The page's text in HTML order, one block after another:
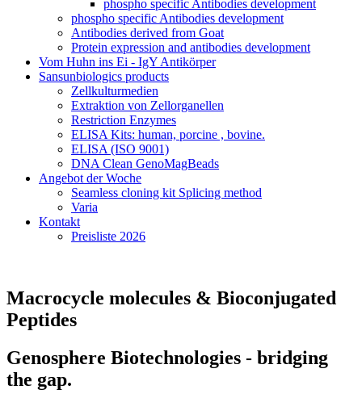
phospho specific Antibodies development
phospho specific Antibodies development
Antibodies derived from Goat
Protein expression and antibodies development
Vom Huhn ins Ei - IgY Antikörper
Sansunbiologics products
Zellkulturmedien
Extraktion von Zellorganellen
Restriction Enzymes
ELISA Kits: human, porcine , bovine.
ELISA (ISO 9001)
DNA Clean GenoMagBeads
Angebot der Woche
Seamless cloning kit Splicing method
Varia
Kontakt
Preisliste 2026
Macrocycle molecules & Bioconjugated
Peptides
Genosphere Biotechnologies - bridging
the gap.